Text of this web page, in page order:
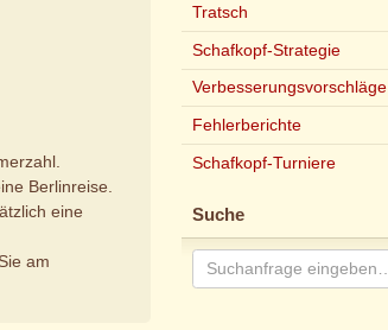
Berlinreise.
eine
am
Tratsch
Schafkopf-Strategie
Verbesserungsvorschläge
Fehlerberichte
Schafkopf-Turniere
Suche